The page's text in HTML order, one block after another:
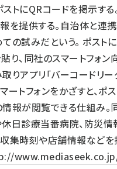
トにQRコードを掲示す
を提供する。自治体と連
の試みだという。 ポスト
り、同社のスマートフォン
りアプリ「バーコードリー
ートフォンをかざすと、ポ
報が閲覧できる仕組み。
日診療当番病院、防災情
集時刻や店舗情報などを